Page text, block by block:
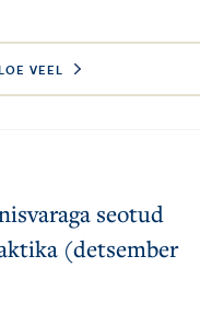
VEEL
seotud
(detsember